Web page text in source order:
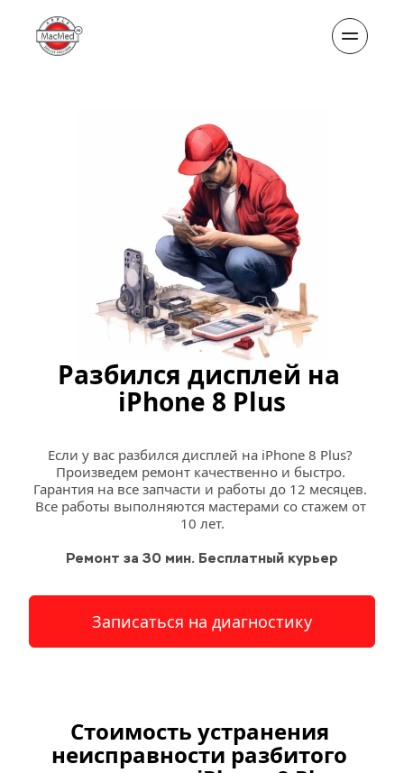
Разбился дисплей на
iPhone 8 Plus
Если у вас разбился дисплей на iPhone 8 Plus?
Произведем ремонт качественно и быстро.
Гарантия на все запчасти и работы до 12 месяцев.
Все работы выполняются мастерами со стажем от
10 лет.
Ремонт за 30 мин. Бесплатный курьер
Записаться на диагностику
Стоимость устранения
неисправности разбитого